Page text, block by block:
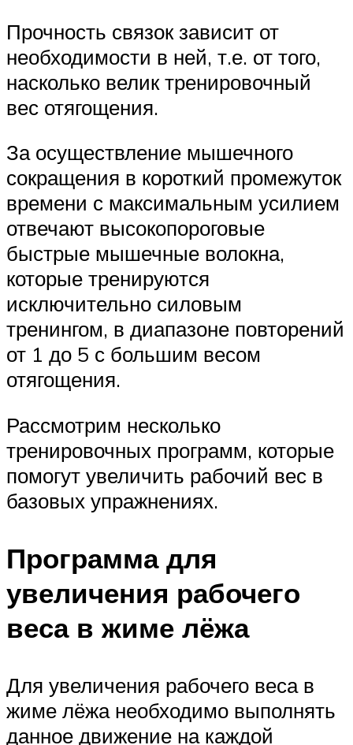
Прочность связок зависит от
необходимости в ней, т.е. от того,
насколько велик тренировочный
вес отягощения.
За осуществление мышечного
сокращения в короткий промежуток
времени с максимальным усилием
отвечают высокопороговые
быстрые мышечные волокна,
которые тренируются
исключительно силовым
тренингом, в диапазоне повторений
от 1 до 5 с большим весом
отягощения.
Рассмотрим несколько
тренировочных программ, которые
помогут увеличить рабочий вес в
базовых упражнениях.
Программа для
увеличения рабочего
веса в жиме лёжа
Для увеличения рабочего веса в
жиме лёжа необходимо выполнять
данное движение на каждой